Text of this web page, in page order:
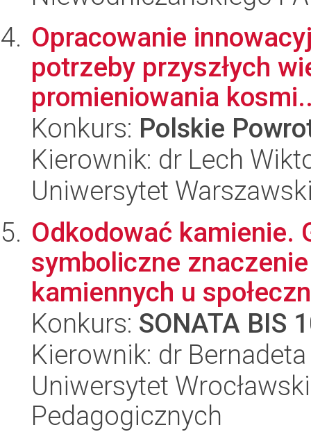
Opracowanie
potrzeby przyszłych
promieniowania
Konkurs: Polskie
Kierownik: dr Lech
Uniwersytet
Odkodować kamienie.
symboliczne
kamiennych u
Konkurs: SONATA BIS
Kierownik: dr
Uniwersytet
Pedagogicznych